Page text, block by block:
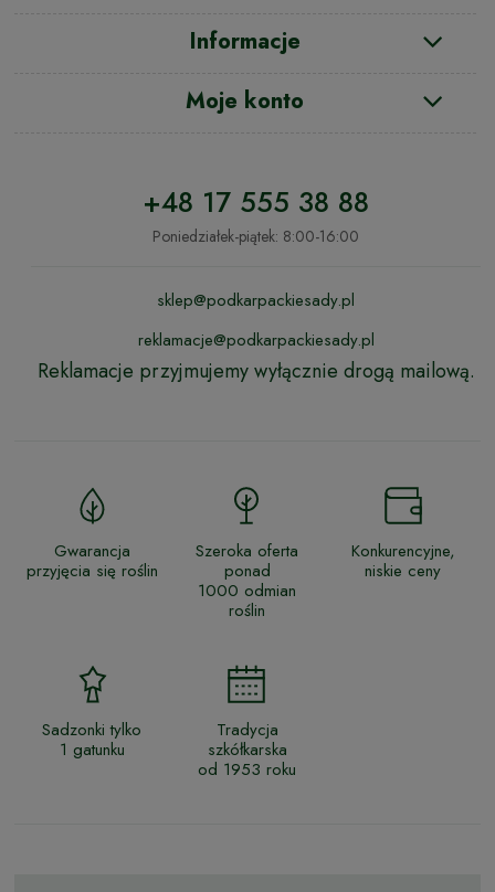
Informacje
Moje konto
+48 17 555 38 88
Poniedziałek-piątek: 8:00-16:00
sklep@podkarpackiesady.pl
reklamacje@podkarpackiesady.pl
Reklamacje przyjmujemy wyłącznie drogą mailową.
Gwarancja
przyjęcia się roślin
Szeroka oferta
ponad
1000 odmian
roślin
Konkurencyjne,
niskie ceny
Sadzonki tylko
1 gatunku
Tradycja
szkółkarska
od 1953 roku